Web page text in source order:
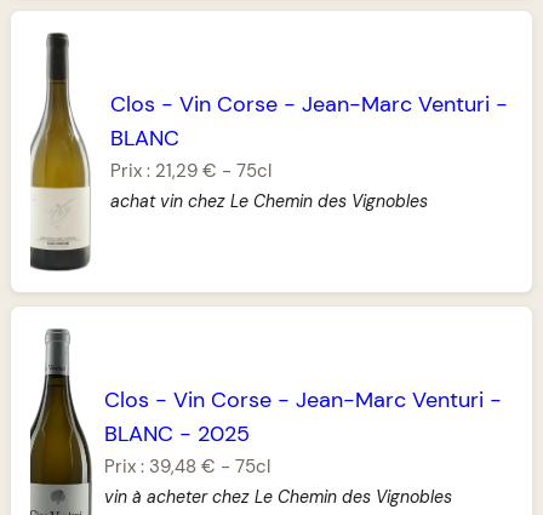
Clos - Vin Corse- Jean-Marc Venturi -
BLANC
Prix : 21,29 € - 75cl
achat vin chez Le Chemin des Vignobles
Clos -Vin Corse -Jean-Marc Venturi -
BLANC - 2025
Prix : 39,48 € -75cl
vin à acheter chez Le Chemin des Vignobles